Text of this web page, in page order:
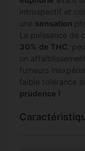
introspectif et
une sensation
La puissance de
30% de THC,
un
fumeurs
faible tolérance
prudence !